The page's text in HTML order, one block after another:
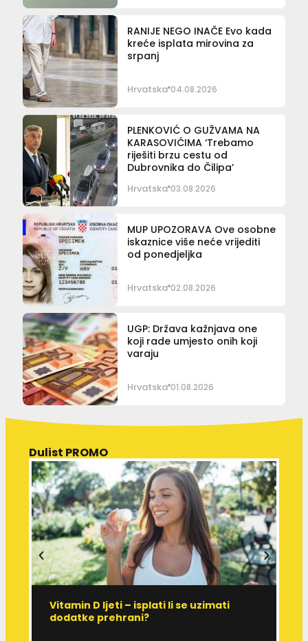
RANIJE NEGO INAČE Evo kada
kreće isplata mirovina za
srpanj
Hrvatska 04.08.2026
PLENKOVIĆ O GUŽVAMA NA
KARASOVIĆIMA ‘Trebamo
riješiti brzu cestu od
Dubrovnika do Čilipa’
Hrvatska 03.08.2026
MUP UPOZORAVA Ove osobne
iskaznice više neće vrijediti
od ponedjeljka
Hrvatska 02.08.2026
UGP: Država kažnjava one
koji rade umjesto onih koji
varaju
Hrvatska 01.08.2026
Dulist PROMO
Vitamin D ljeti – isplati li se uzimati
dodatke prehrani?